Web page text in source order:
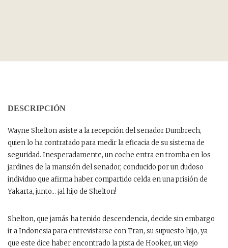
DESCRIPCIÓN
Wayne Shelton asiste a la recepción del senador Dumbrech,
quien lo ha contratado para medir la eficacia de su sistema de
seguridad. Inesperadamente, un coche entra en tromba en los
jardines de la mansión del senador, conducido por un dudoso
individuo que afirma haber compartido celda en una prisión de
Yakarta, junto… ¡al hijo de Shelton!
Shelton, que jamás ha tenido descendencia, decide sin embargo
ir a Indonesia para entrevistarse con Tran, su supuesto hijo, ya
que este dice haber encontrado la pista de Hooker, un viejo